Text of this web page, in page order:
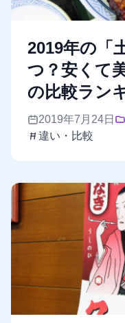
2019年の「
つ？安くて
の比較ラン
2019年7月24日
違い・比較